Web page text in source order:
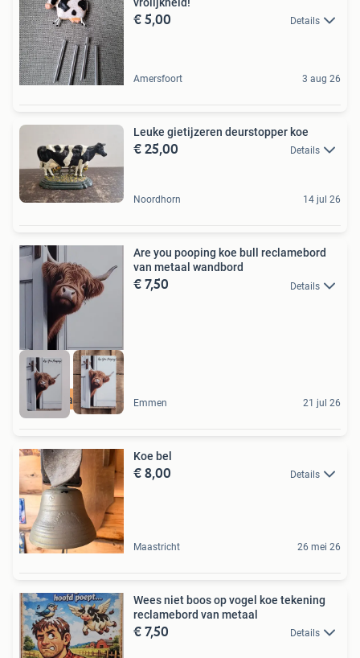
€ 5,00 Details
Amersfoort 3 aug 26
Leuke gietijzeren deurstopper koe
€ 25,00 Details
Noordhorn 14 jul 26
Ruim aanbod
Are you pooping koe bull reclamebord
van metaal wandbord
€ 7,50 Details
Emmen 21 jul 26
Koe bel
€ 8,00 Details
Maastricht 26 mei 26
Wees niet boos op vogel koe tekening
reclamebord van metaal
€ 7,50 Details